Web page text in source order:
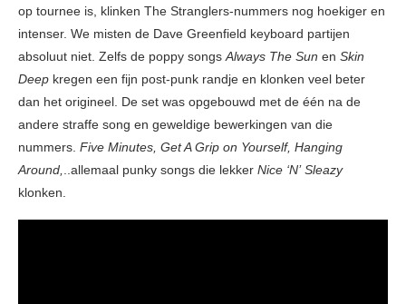
op tournee is, klinken The Stranglers-nummers nog hoekiger en
intenser. We misten de Dave Greenfield keyboard partijen
absoluut niet. Zelfs de poppy songs Always The Sun en Skin
Deep kregen een fijn post-punk randje en klonken veel beter
dan het origineel. De set was opgebouwd met de één na de
andere straffe song en geweldige bewerkingen van die
nummers. Five Minutes, Get A Grip on Yourself, Hanging
Around,
..allemaal punky songs die lekker Nice ‘N’ Sleazy
klonken.